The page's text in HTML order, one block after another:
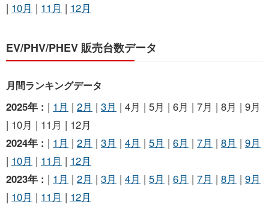
| 10月 | 11月 | 12月
EV/PHV/PHEV 販売台数データ
月間ランキングデータ
2025年 : | 1月 | 2月 | 3月 | 4月 | 5月 | 6月 | 7月 | 8月 | 9月
| 10月 | 11月 | 12月
2024年 : | 1月 | 2月 | 3月 | 4月 | 5月 | 6月 | 7月 | 8月 | 9月
| 10月 | 11月 | 12月
2023年 : | 1月 | 2月 | 3月 | 4月 | 5月 | 6月 | 7月 | 8月 | 9月
| 10月 | 11月 | 12月